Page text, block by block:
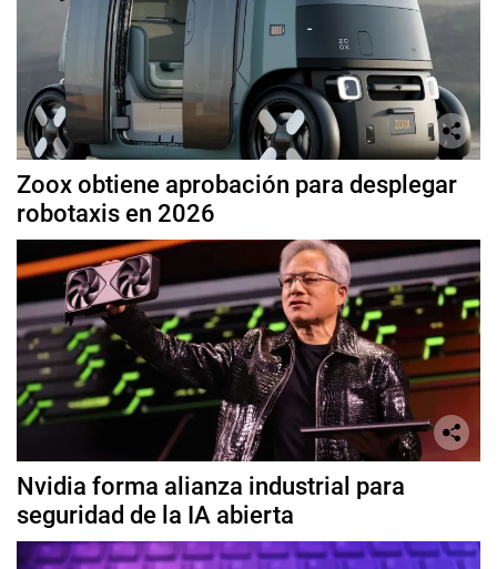
Zoox obtiene aprobación para desplegar
robotaxis en 2026
Nvidia forma alianza industrial para
seguridad de la IA abierta